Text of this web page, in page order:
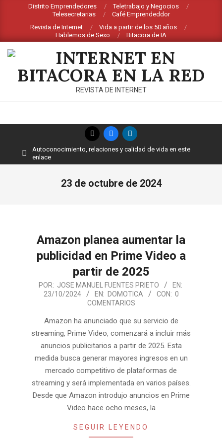
contenido
Distrito Emprendedores
Teletrabajo y Negocios
Telesecretarias
Café Emprendeddor
Revista de Internet
Vida a partir de los 50 años
Hablemos de Sexo
Bitacora de IA
INTERNET
BITACORA
EN
LA
REVISTA DE INTERNET
navegación
principal
Autoconocimiento, relaciones y calidad de vida en este
enlace
23 de octubre de 2024
Amazon planea aumentar la
publicidad en Prime Video a
partir de 2025
2024-POR: JOSE MANUEL FUENTES PRIETO
EN:
23/10/2024
EN: DOMOTICA CON: 0
COMENTARIOS
Amazon ha anunciado que su servicio de
streaming, Prime Video, comenzará a incluir más
anuncios publicitarios a partir de 2025. Esta
medida busca generar mayores ingresos en un
mercado competitivo de plataformas de
streaming y será implementada en varios países.
Desde que Amazon introdujo anuncios en Prime
Video hace ocho meses, la
SEGUIR LEYENDO